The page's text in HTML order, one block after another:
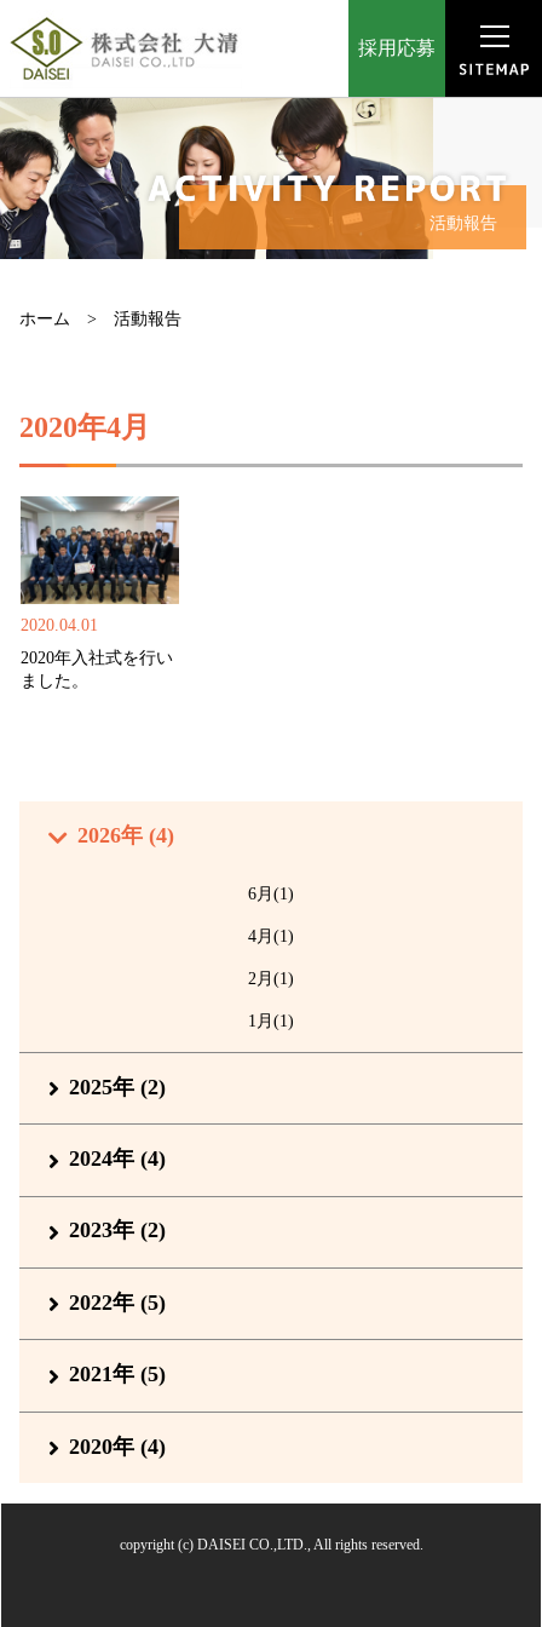
採用応募
活動報告
ホーム 活動報告
2020年4月
2020.04.01
2020年入社式を行い
ました。
2026年 (4)
6月(1)
4月(1)
2月(1)
1月(1)
2025年 (2)
2024年 (4)
2023年 (2)
2022年 (5)
2021年 (5)
2020年 (4)
copyright (c) DAISEI CO.,LTD., All rights reserved.